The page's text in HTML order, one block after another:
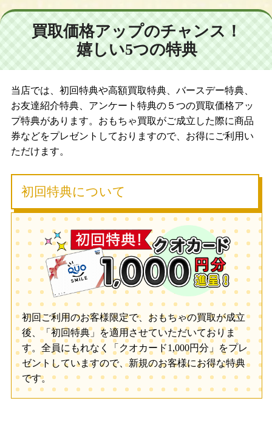
買取価格アップのチャンス！
嬉しい5つの特典
当店では、初回特典や高額買取特典、バースデー特典、
お友達紹介特典、アンケート特典の５つの買取価格アッ
プ特典があります。おもちゃ買取がご成立した際に商品
券などをプレゼントしておりますので、お得にご利用い
ただけます。
初回特典について
初回ご利用のお客様限定で、おもちゃの買取が成立
後、「初回特典」を適用させていただいておりま
す。全員にもれなく「クオカード1,000円分」をプレ
ゼントしていますので、新規のお客様にお得な特典
です。